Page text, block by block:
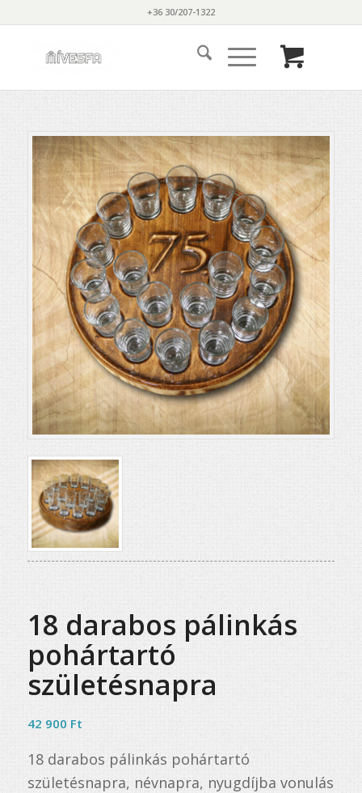
+36 30/207-1322
18 darabos pálinkás
pohártartó
születésnapra
42 900 Ft
18 darabos pálinkás pohártartó
születésnapra, névnapra, nyugdíjba vonulás